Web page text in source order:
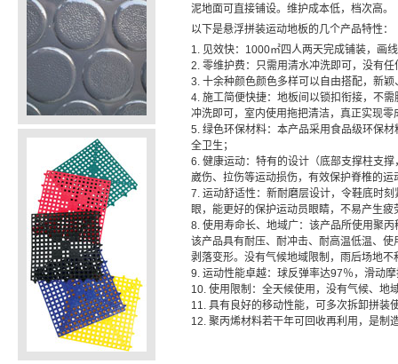
泥地面可直接铺设。维护成本低，档次高。
以下是悬浮拼装运动地板的几个产品特性：
1. 见效快：1000㎡四人两天完成铺装，画
2. 零维护费：只需用清水冲洗即可，没有任
3. 十余种颜色颜色多样可以自由搭配，新
4. 施工简便快捷：地板间以锁扣衔接，不
冲洗即可，室内使用拖把清洁，真正实现零
5. 绿色环保材料：本产品采用食品级环保
全卫生；
6. 健康运动：特有的设计（底部支撑柱支
崴伤、拉伤等运动损伤，有效保护脊椎的运
7. 运动舒适性：新耐磨层设计，令鞋底时
眼，能更好的保护运动员眼睛，不易产生
8. 使用寿命长、地域广：该产品所使用聚
该产品具有耐压、耐冲击、耐高温低温、
剥落变形。没有气候地域限制，雨后场地不
9. 运动性能卓越：球反弹率达97％，滑动
10. 使用限制：全天候使用，没有气候、地
11. 具有良好的移动性能，可多次拆卸拼装
12. 聚丙烯材料若干年可回收再利用，是制